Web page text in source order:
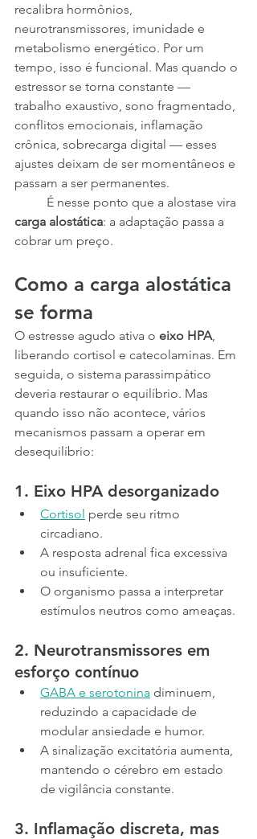
recalibra hormônios,
neurotransmissores, imunidade e
metabolismo energético. Por um
tempo, isso é funcional. Mas quando o
estressor se torna constante —
trabalho exaustivo, sono fragmentado,
conflitos emocionais, inflamação
crônica, sobrecarga digital — esses
ajustes deixam de ser momentâneos e
passam a ser permanentes.
	É nesse ponto que a alostase vira
carga alostática: a adaptação passa a
cobrar um preço.
Como a carga alostática
se forma
O estresse agudo ativa o eixo HPA
liberando cortisol e catecolaminas. Em
seguida, o sistema parassimpático
deveria restaurar o equilíbrio. Mas
quando isso não acontece, vários
mecanismos passam a operar em
desequilíbrio:
1. Eixo HPA desorganizado
Cortisol perde seu ritmo
circadiano.
A resposta adrenal fica excessiva
ou insuficiente.
O organismo passa a interpretar
estímulos neutros como ameaças.
2. Neurotransmissores em
esforço contínuo
GABA e serotonina diminuem,
reduzindo a capacidade de
modular ansiedade e humor.
A sinalização excitatória aumenta,
mantendo o cérebro em estado
de vigilância constante.
3. Inflamação discreta, mas